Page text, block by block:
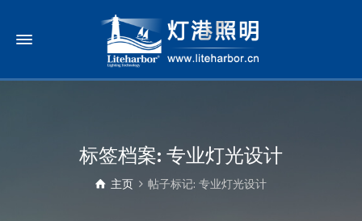
标签档案: 专业灯光设计
主页 帖子标记: 专业灯光设计